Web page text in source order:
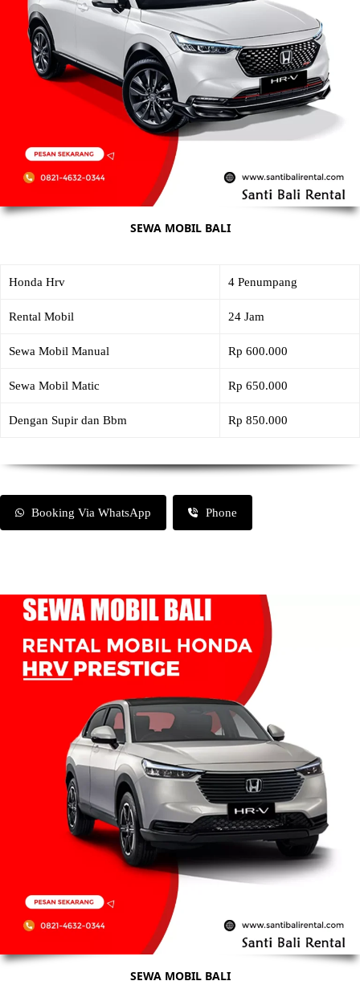
SEWA MOBIL BALI
Honda Hrv 4 Penumpang
Rental Mobil 24 Jam
Sewa Mobil Manual Rp 600.000
Sewa Mobil Matic Rp 650.000
Dengan Supir dan Bbm Rp 850.000
Booking Via WhatsApp Phone
SEWA MOBIL BALI